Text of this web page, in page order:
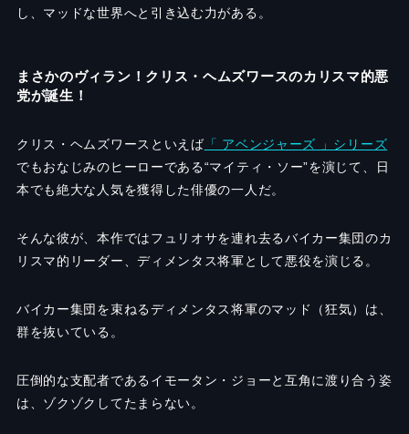
し、マッドな世界へと引き込む力がある。
まさかのヴィラン！クリス・ヘムズワースのカリスマ的悪
党が誕生！
クリス・ヘムズワースといえば「 アベンジャーズ 」シリーズ
でもおなじみのヒーローである“マイティ・ソー”を演じて、日
本でも絶大な人気を獲得した俳優の一人だ。
そんな彼が、本作ではフュリオサを連れ去るバイカー集団のカ
リスマ的リーダー、ディメンタス将軍として悪役を演じる。
バイカー集団を束ねるディメンタス将軍のマッド（狂気）は、
群を抜いている。
圧倒的な支配者であるイモータン・ジョーと互角に渡り合う姿
は、ゾクゾクしてたまらない。